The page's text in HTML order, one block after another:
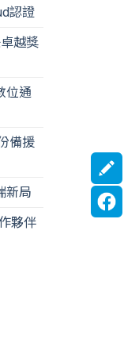
認證
越獎
位通
備援
新局
夥伴